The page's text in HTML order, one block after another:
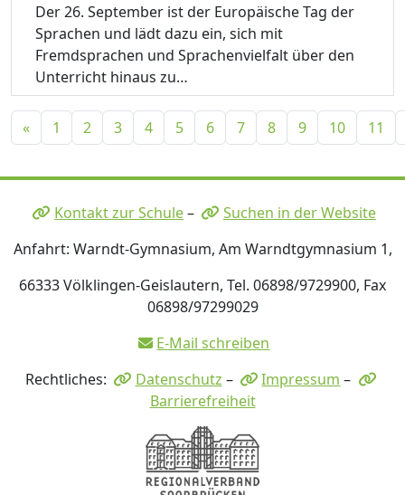
Der 26. September ist der Europäische Tag der
Sprachen und lädt dazu ein, sich mit
Fremdsprachen und Sprachenvielfalt über den
Unterricht hinaus zu…
« 1 2 3 4 5 6 7 8 9 10 11
Kontakt zur Schule–
Suchen in der Website
Anfahrt: Warndt-Gymnasium, Am Warndtgymnasium 1,
66333 Völklingen-Geislautern, Tel. 06898/9729900, Fax
06898/97299029
E-Mail schreiben
Rechtliches:
Datenschutz – Impressum –
Barrierefreiheit